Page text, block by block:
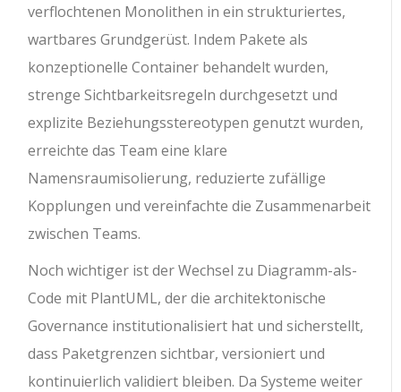
verflochtenen Monolithen in ein strukturiertes,
wartbares Grundgerüst. Indem Pakete als
konzeptionelle Container behandelt wurden,
strenge Sichtbarkeitsregeln durchgesetzt und
explizite Beziehungsstereotypen genutzt wurden,
erreichte das Team eine klare
Namensraumisolierung, reduzierte zufällige
Kopplungen und vereinfachte die Zusammenarbeit
zwischen Teams.
Noch wichtiger ist der Wechsel zu Diagramm-als-
Code mit PlantUML, der die architektonische
Governance institutionalisiert hat und sicherstellt,
dass Paketgrenzen sichtbar, versioniert und
kontinuierlich validiert bleiben. Da Systeme weiter